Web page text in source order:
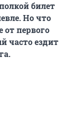
билет
Но что
от первого
часто ездит